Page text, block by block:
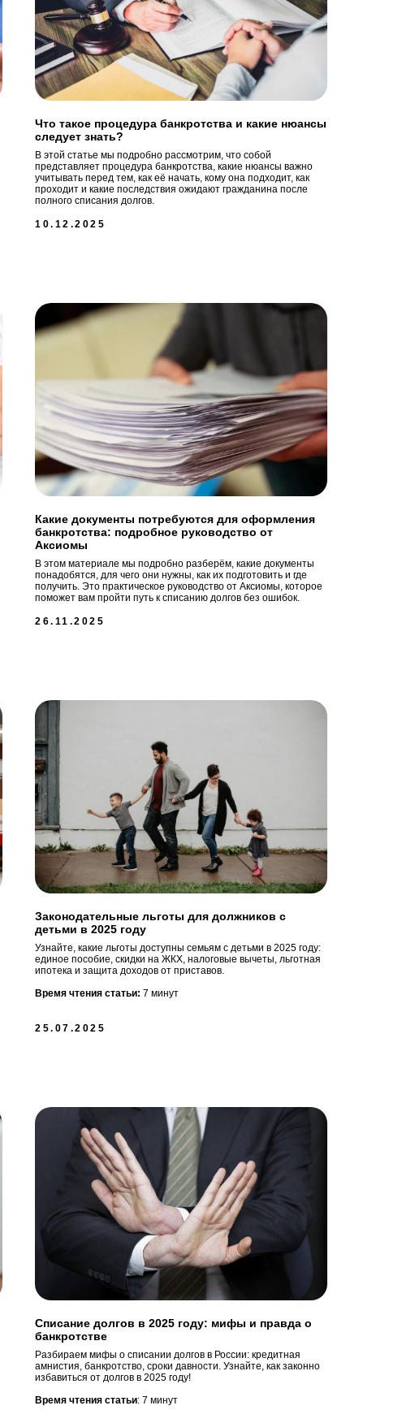
Что такое процедура банкротства и какие нюансы
следует знать?
В этой статье мы подробно рассмотрим, что собой
представляет процедура банкротства, какие нюансы важно
учитывать перед тем, как её начать, кому она подходит, как
проходит и какие последствия ожидают гражданина после
полного списания долгов.
10.12.2025
Какие документы потребуются для оформления
банкротства: подробное руководство от
Аксиомы
В этом материале мы подробно разберём, какие документы
понадобятся, для чего они нужны, как их подготовить и где
получить. Это практическое руководство от Аксиомы, которое
поможет вам пройти путь к списанию долгов без ошибок.
26.11.2025
Законодательные льготы для должников с
детьми в 2025 году
Узнайте, какие льготы доступны семьям с детьми в 2025 году:
единое пособие, скидки на ЖКХ, налоговые вычеты, льготная
ипотека и защита доходов от приставов.
Время чтения статьи: 7 минут
25.07.2025
Списание долгов в 2025 году: мифы и правда о
банкротстве
Разбираем мифы о списании долгов в России: кредитная
амнистия, банкротство, сроки давности. Узнайте, как законно
избавиться от долгов в 2025 году!
Время чтения статьи: 7 минут